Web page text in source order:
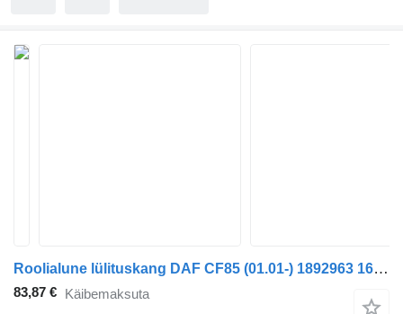
Roolialune lülituskang DAF CF85 (01.01-) 1892963 1699369 tüübi jaoks sadulveoki DAF LF45, LF55, LF180, CF65, CF75, CF85 (2001-)
83,87 € Käibemaksuta